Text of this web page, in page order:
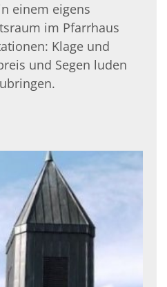
einem eigens
im Pfarrhaus
Klage und
und Segen luden